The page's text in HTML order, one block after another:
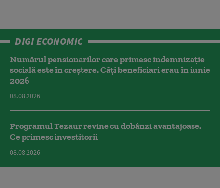
DIGI ECONOMIC
Numărul pensionarilor care primesc indemnizaţie
socială este în creștere. Câți beneficiari erau în iunie
2026
08.08.2026
Programul Tezaur revine cu dobânzi avantajoase.
Ce primesc investitorii
08.08.2026